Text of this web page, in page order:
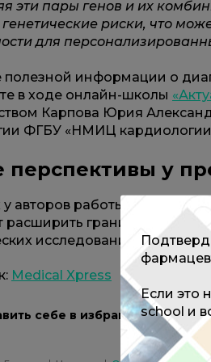
эти пары генов и их
риски, что
для
полезной информации о
в ходе онлайн-школы
Карпова Юрия
ФГБУ «НМИЦ
перспективы у
у авторов работы
расширить границы его
исследований для
Medical Xpress
себе в избранное
Если это
school и